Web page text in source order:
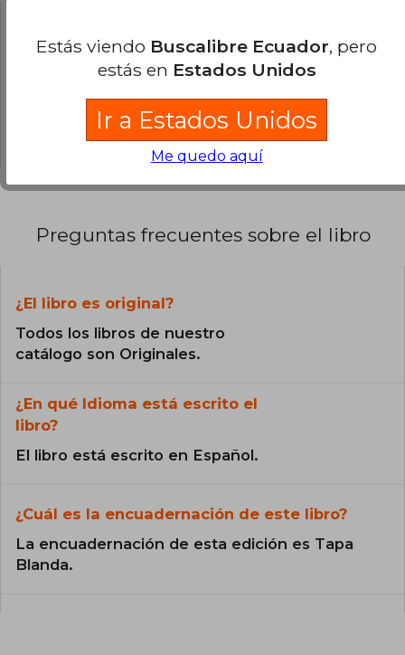
0% (0)
0% (0)
0% (0)
0% (0)
Preguntas frecuentes sobre el libro
¿El libro es original?
Todos los libros de nuestro
catálogo son Originales.
¿En qué Idioma está escrito el
libro?
El libro está escrito en Español.
¿Cuál es la encuadernación de este libro?
La encuadernación de esta edición es Tapa
Blanda.
Estás viendo Buscalibre Ecuador, pero
estás en Estados Unidos
Ir a Estados Unidos
Me quedo aquí